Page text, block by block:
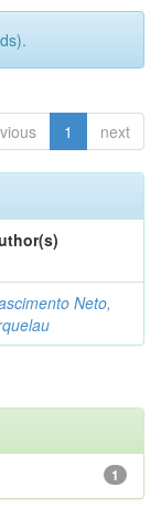
1 next
Neto,
1